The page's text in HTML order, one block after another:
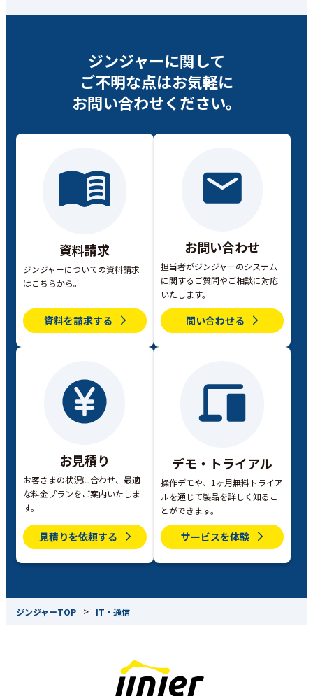
ジンジャーに関して
ご不明な点はお気軽に
お問い合わせください。
資料請求
ジンジャーについての資料請求
はこちらから。
資料を請求する
お問い合わせ
担当者がジンジャーのシステム
に関するご質問やご相談に対応
いたします。
問い合わせる
お見積り
お客さまの状況に合わせ、最適
な料金プランをご案内いたしま
す。
見積りを依頼する
デモ・トライアル
操作デモや、1ヶ月無料トライア
ルを通じて製品を詳しく知るこ
とができます。
サービスを体験
ジンジャーTOP > IT・通信